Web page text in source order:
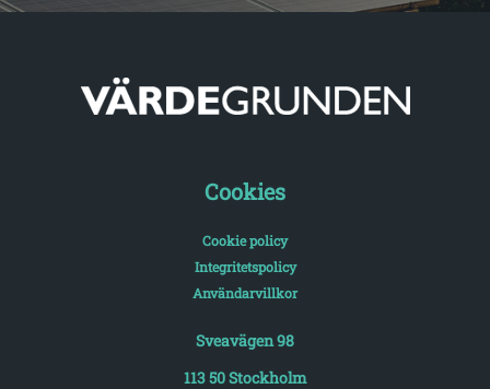
Cookies
Cookie policy
Integritetspolicy
Användarvillkor
Sveavägen 98
113 50 Stockholm